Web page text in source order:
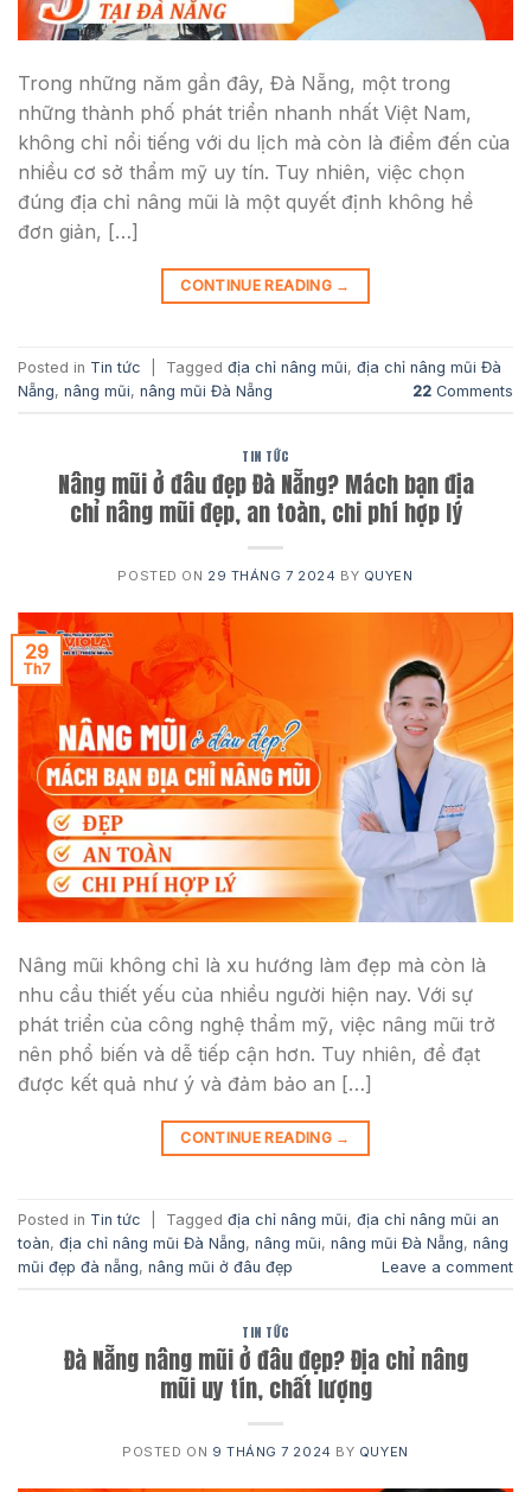
Trong những năm gần đây, Đà Nẵng, một trong
những thành phố phát triển nhanh nhất Việt Nam,
không chỉ nổi tiếng với du lịch mà còn là điểm đến của
nhiều cơ sở thẩm mỹ uy tín. Tuy nhiên, việc chọn
đúng địa chỉ nâng mũi là một quyết định không hề
đơn giản, […]
CONTINUE READING →
Posted in Tin tức Tagged địa chỉ nâng mũi, địa chỉ nâng mũi Đà
Nẵng, nâng mũi, nâng mũi Đà Nẵng 22 Comments
TIN TỨC
Nâng mũi ở đâu đẹp Đà Nẵng? Mách bạn địa
chỉ nâng mũi đẹp, an toàn, chi phí hợp lý
POSTED ON 29 THÁNG 7 2024 BY QUYEN
29
Th7
Nâng mũi không chỉ là xu hướng làm đẹp mà còn là
nhu cầu thiết yếu của nhiều người hiện nay. Với sự
phát triển của công nghệ thẩm mỹ, việc nâng mũi trở
nên phổ biến và dễ tiếp cận hơn. Tuy nhiên, để đạt
được kết quả như ý và đảm bảo an […]
CONTINUE READING →
Posted in Tin tức Tagged địa chỉ nâng mũi, địa chỉ nâng mũi an
toàn, địa chỉ nâng mũi Đà Nẵng, nâng mũi, nâng mũi Đà Nẵng, nâng
mũi đẹp đà nẵng, nâng mũi ở đâu đẹp Leave a comment
TIN TỨC
Đà Nẵng nâng mũi ở đâu đẹp? Địa chỉ nâng
mũi uy tín, chất lượng
POSTED ON 9 THÁNG 7 2024 BY QUYEN